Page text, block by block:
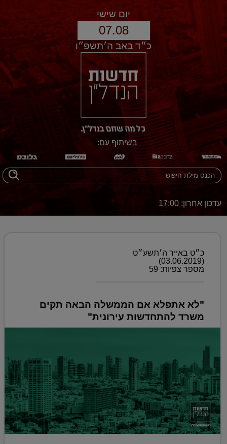
יום שישי
07.08
כ״ד באב ה׳תשפ״ו
בשיתוף עם:
עדכון אחרון: 17:00
כ״ט באייר ה׳תשע״ט
(03.06.2019)
מספר צפיות: 59
"לא אתפלא אם הממשלה הבאה תקים
משרד להתחדשות עירונית"